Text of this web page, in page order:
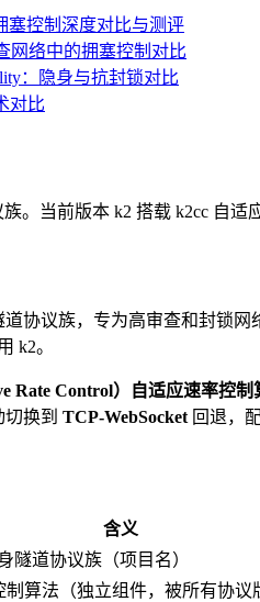
塞控制深度对比与测评
网络中的拥塞控制对比
：隐身与抗封锁对比
对比
。当前版本 k2 搭载 k2cc 自
道协议族，专为高审查和封锁
k2。
Rate Control）自适应速率控制
换到 TCP-WebSocket 回退，
含义
隧道协议族（项目名）
制算法（独立组件，被所有协议